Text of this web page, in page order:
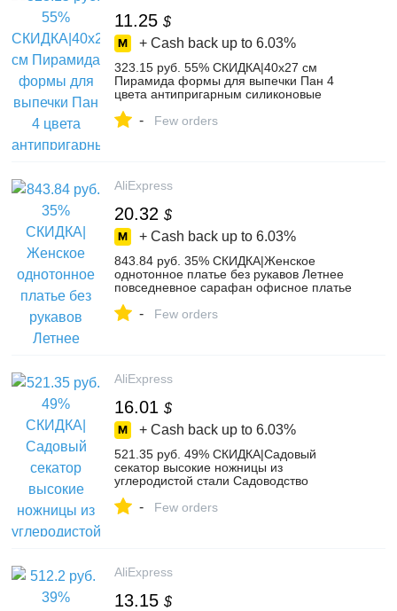
11.25 $
+ Cash back up to 6.03%
323.15 руб. 55% СКИДКА|40x27 см
Пирамида формы для выпечки Пан 4
цвета антипригарным силиконовые
пособия по кулинарии коврики духовой
- Few orders
AliExpress
20.32 $
+ Cash back up to 6.03%
843.84 руб. 35% СКИДКА|Женское
однотонное платье без рукавов Летнее
повседневное сарафан офисное платье
ТРАПЕЦИЕВИДНОЕ пляжное платье для
- Few orders
AliExpress
16.01 $
+ Cash back up to 6.03%
521.35 руб. 49% СКИДКА|Садовый
секатор высокие ножницы из
углеродистой стали Садоводство
Триммер Инструменты-in Инструменты
- Few orders
AliExpress
13.15 $